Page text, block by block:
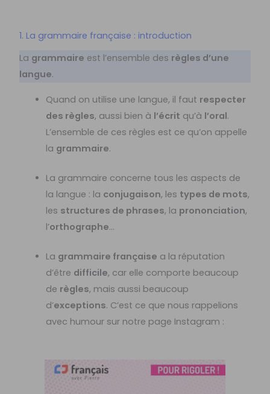
1. La grammaire française : introduction
La grammaire est l’ensemble des règles d’une
langue.
Quand on utilise une langue, il faut respecter
des règles, aussi bien à l’écrit qu’à l’oral.
L’ensemble de ces règles est ce qu’on appelle
la grammaire.
La grammaire concerne tous les aspects de
la langue : la conjugaison, les types de mots,
les structures de phrases, la prononciation,
l’orthographe…
La grammaire française a la réputation
d’être difficile, car elle comporte beaucoup
de règles, mais aussi beaucoup
d’exceptions. C’est ce que nous rappelions
avec humour sur notre page Instagram :